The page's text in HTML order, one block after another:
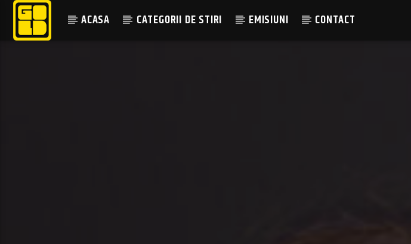
ACASA CATEGORII DE STIRI EMISIUNI CONTACT